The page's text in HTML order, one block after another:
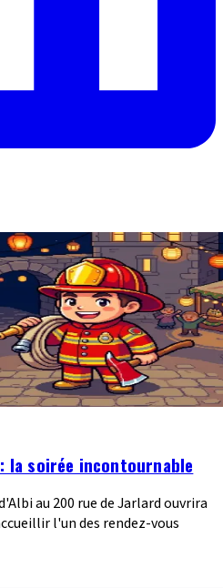
la soirée incontournable
au 200 rue de Jarlard ouvrira
l'un des rendez-vous